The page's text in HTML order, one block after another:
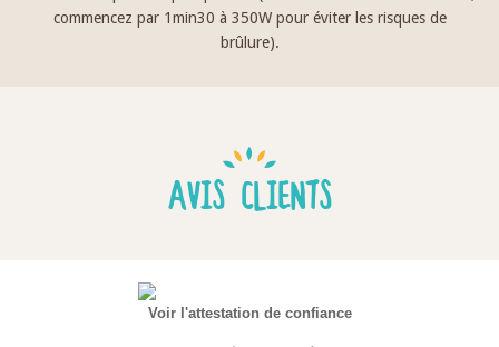
commencez par 1min30 à 350W pour éviter les risques de
brûlure).
AVIS CLIENTS
Voir l'attestation de confiance